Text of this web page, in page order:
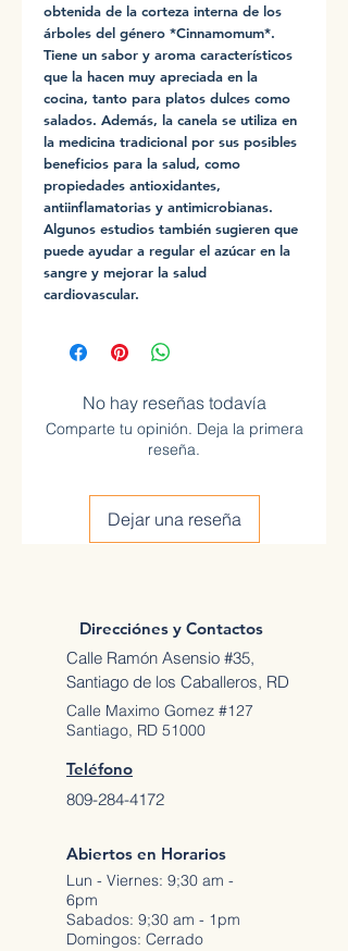
obtenida de la corteza interna de los
árboles del género *Cinnamomum*.
Tiene un sabor y aroma característicos
que la hacen muy apreciada en la
cocina, tanto para platos dulces como
salados. Además, la canela se utiliza en
la medicina tradicional por sus posibles
beneficios para la salud, como
propiedades antioxidantes,
antiinflamatorias y antimicrobianas.
Algunos estudios también sugieren que
puede ayudar a regular el azúcar en la
sangre y mejorar la salud
cardiovascular.
No hay reseñas todavía
Comparte tu opinión. Deja la primera
reseña.
Dejar una reseña
Direcciónes y Contactos
Calle Ramón Asensio #35,
Santiago de los Caballeros, RD
Calle Maximo Gomez #127
Santiago, RD 51000
Teléfono
809-284-4172
Abiertos en Horarios
Lun - Viernes: 9;30 am -
6pm
Sabados: 9;30 am - 1pm
Domingos: Cerrado